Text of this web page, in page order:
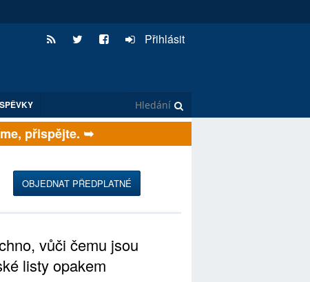
Přihlásit
přispějte. ➥
OBJEDNAT PŘEDPLATNÉ
vůči čemu jsou
listy opakem